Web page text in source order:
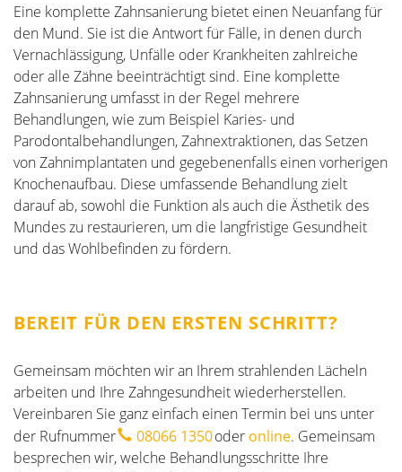
Eine komplette Zahnsanierung bietet einen Neuanfang für
den Mund. Sie ist die Antwort für Fälle, in denen durch
Vernachlässigung, Unfälle oder Krankheiten zahlreiche
oder alle Zähne beeinträchtigt sind. Eine komplette
Zahnsanierung umfasst in der Regel mehrere
Behandlungen, wie zum Beispiel Karies- und
Parodontalbehandlungen, Zahnextraktionen, das Setzen
von Zahnimplantaten und gegebenenfalls einen vorherigen
Knochenaufbau. Diese umfassende Behandlung zielt
darauf ab, sowohl die Funktion als auch die Ästhetik des
Mundes zu restaurieren, um die langfristige Gesundheit
und das Wohlbefinden zu fördern.
BEREIT FÜR DEN ERSTEN SCHRITT?
Gemeinsam möchten wir an Ihrem strahlenden Lächeln
arbeiten und Ihre Zahngesundheit wiederherstellen.
Vereinbaren Sie ganz einfach einen Termin bei uns unter
der Rufnummer
08066 1350oder online. Gemeinsam
besprechen wir, welche Behandlungsschritte Ihre